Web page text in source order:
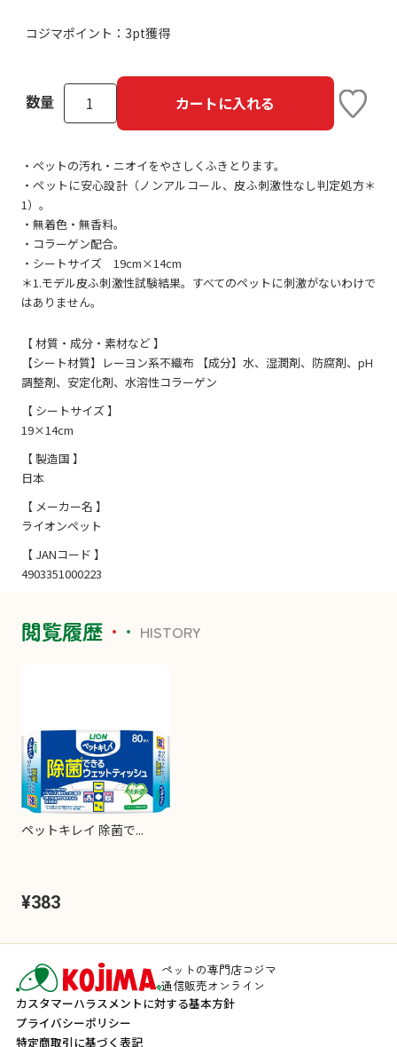
コジマポイント： 3pt獲得
数量 カートに入れる
・ペットの汚れ・ニオイをやさしくふきとります。
・ペットに安心設計（ノンアルコール、皮ふ刺激性なし判定処方＊
1）。
・無着色・無香料。
・コラーゲン配合。
・シートサイズ 19cm×14cm
＊1.モデル皮ふ刺激性試験結果。すべてのペットに刺激がないわけで
はありません。
【 材質・成分・素材など 】
【シート材質】レーヨン系不織布 【成分】水、湿潤剤、防腐剤、pH
調整剤、安定化剤、水溶性コラーゲン
【 シートサイズ 】
19×14cm
【 製造国 】
日本
【 メーカー名 】
ライオンペット
【 JANコード 】
4903351000223
閲覧履歴 HISTORY
ペットキレイ 除菌で...
¥383
ペットの専門店コジマ
通信販売オンライン
カスタマーハラスメントに対する基本方針
プライバシーポリシー
特定商取引に基づく表記